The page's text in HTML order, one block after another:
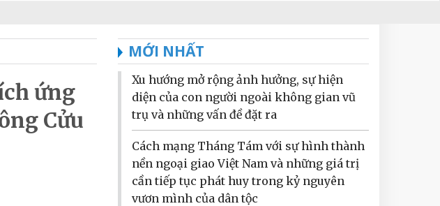
ứng
Cửu
MỚI NHẤT
Xu hướng mở rộng ảnh hưởng, sự hiện
diện của con người ngoài không gian vũ
trụ và những vấn đề đặt ra
Cách mạng Tháng Tám với sự hình thành
nền ngoại giao Việt Nam và những giá trị
cần tiếp tục phát huy trong kỷ nguyên
vươn mình của dân tộc